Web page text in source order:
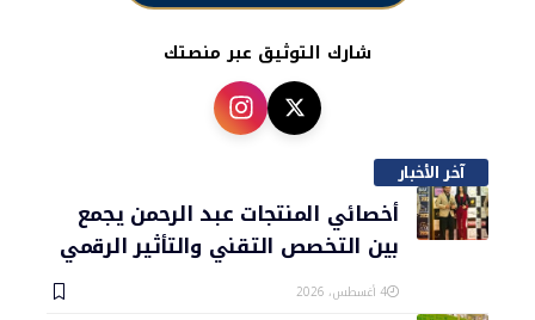
شارك التوثيق عبر منصتك
آخر الأخبار
أخصائي المنتجات عبد الرحمن يجمع
بين التخصص التقني والتأثير الرقمي
4 أغسطس، 2026